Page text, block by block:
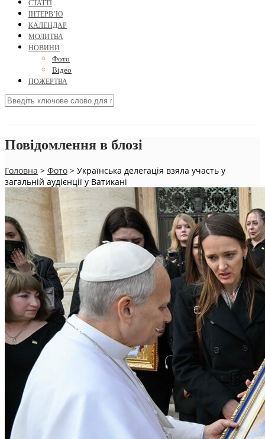
СТАТТІ
ІНТЕРВ’Ю
КАЛЕНДАР
МОЛИТВА
НОВИНИ
Фото
Відео
ПОЖЕРТВА
Повідомлення в блозі
Головна > Фото > Українська делегація взяла участь у
загальній аудієнції у Ватикані